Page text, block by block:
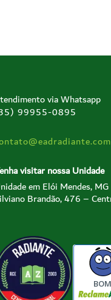
via Whatsapp
99955-0895
visitar nossa Unidade
em Elói Mendes, MG
Brandão, 476 –